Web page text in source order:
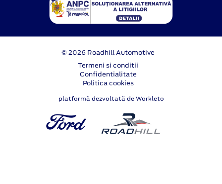
© 2026 Roadhill Automotive
Termeni si conditii
Confidentialitate
Politica cookies
platformă dezvoltată de Workleto